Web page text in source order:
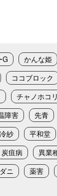
G かんな姫
ココブロック
チャノホコ
障害 先青
紗
平和堂
炭疽病
異業
ニ 薬害